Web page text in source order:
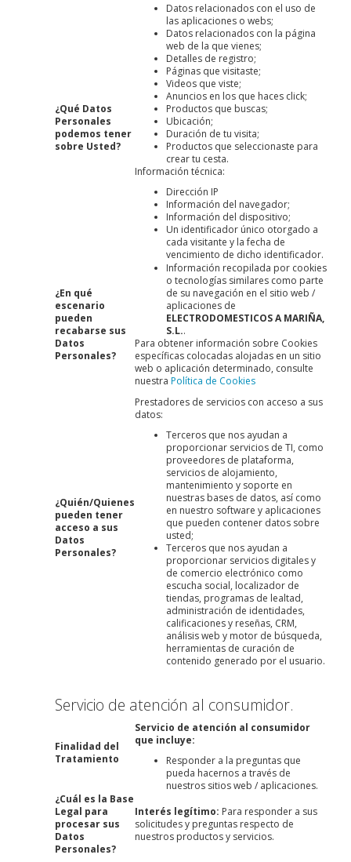
¿Qué Datos
Personales
podemos tener
sobre Usted?
Datos relacionados con el uso de
las aplicaciones o webs;
Datos relacionados con la página
web de la que vienes;
Detalles de registro;
Páginas que visitaste;
Videos que viste;
Anuncios en los que haces click;
Productos que buscas;
Ubicación;
Duración de tu visita;
Productos que seleccionaste para
crear tu cesta.
Información técnica:
Dirección IP
Información del navegador;
Información del dispositivo;
Un identificador único otorgado a
cada visitante y la fecha de
vencimiento de dicho identificador.
¿En qué
escenario
pueden
recabarse sus
Datos
Personales?
Información recopilada por cookies
o tecnologías similares como parte
de su navegación en el sitio web /
aplicaciones de
ELECTRODOMESTICOS A MARIÑA,
S.L..
Para obtener información sobre Cookies
específicas colocadas alojadas en un sitio
web o aplicación determinado, consulte
nuestra Política de Cookies
¿Quién/Quienes
pueden tener
acceso a sus
Datos
Personales?
Prestadores de servicios con acceso a sus
datos:
Terceros que nos ayudan a
proporcionar servicios de TI, como
proveedores de plataforma,
servicios de alojamiento,
mantenimiento y soporte en
nuestras bases de datos, así como
en nuestro software y aplicaciones
que pueden contener datos sobre
usted;
Terceros que nos ayudan a
proporcionar servicios digitales y
de comercio electrónico como
escucha social, localizador de
tiendas, programas de lealtad,
administración de identidades,
calificaciones y reseñas, CRM,
análisis web y motor de búsqueda,
herramientas de curación de
contenido generado por el usuario.
Servicio de atención al consumidor.
Finalidad del
Tratamiento
Servicio de atención al consumidor
que incluye:
Responder a la preguntas que
pueda hacernos a través de
nuestros sitios web / aplicaciones.
¿Cuál es la Base
Legal para
procesar sus
Datos
Personales?
Interés legítimo: Para responder a sus
solicitudes y preguntas respecto de
nuestros productos y servicios.